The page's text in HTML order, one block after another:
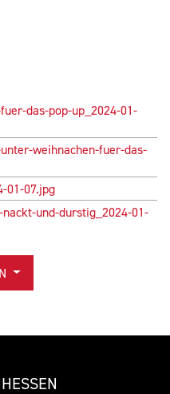
das-pop-up_2024-01-
weihnachen-fuer-das-
01-07.jpg
und-durstig_2024-01-